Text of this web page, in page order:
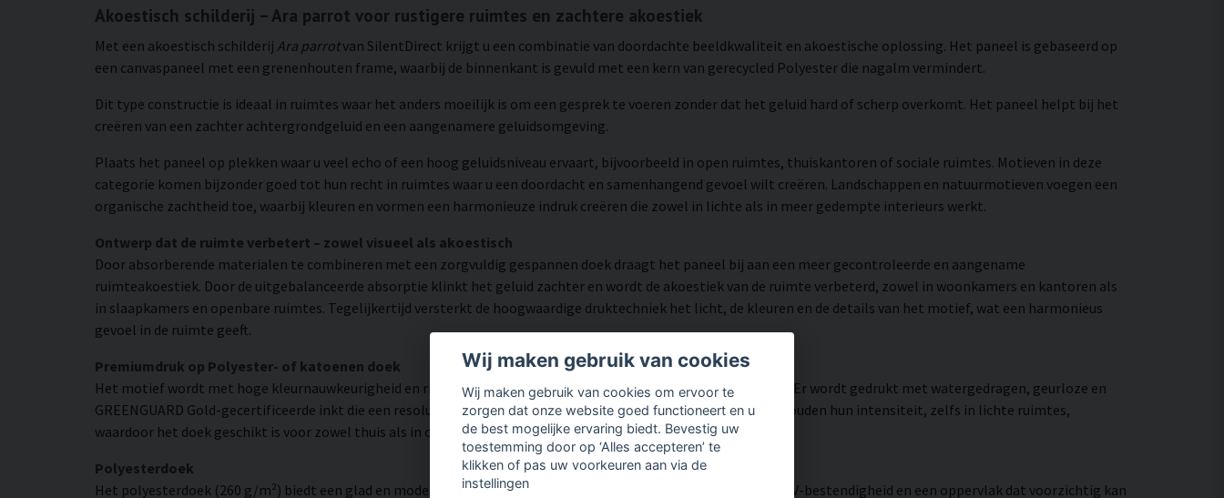
Akoestisch schilderij – Ara parrot voor rustigere ruimtes en zachtere akoestiek
Met een akoestisch schilderij Ara parrotvan SilentDirect krijgt u een combinatie van doordachte beeldkwaliteit en akoestische oplossing. Het paneel is gebaseerd op
een canvaspaneel met een grenenhouten frame, waarbij de binnenkant is gevuld met een kern van gerecycled Polyester die nagalm vermindert.
Dit type constructie is ideaal in ruimtes waar het anders moeilijk is om een gesprek te voeren zonder dat het geluid hard of scherp overkomt. Het paneel helpt bij het
creëren van een zachter achtergrondgeluid en een aangenamere geluidsomgeving.
Plaats het paneel op plekken waar u veel echo of een hoog geluidsniveau ervaart, bijvoorbeeld in open ruimtes, thuiskantoren of sociale ruimtes. Motieven in deze
categorie komen bijzonder goed tot hun recht in ruimtes waar u een doordacht en samenhangend gevoel wilt creëren. Landschappen en natuurmotieven voegen een
organische zachtheid toe, waarbij kleuren en vormen een harmonieuze indruk creëren die zowel in lichte als in meer gedempte interieurs werkt.
Ontwerp dat de ruimte verbetert – zowel visueel als akoestisch
Door absorberende materialen te combineren met een zorgvuldig gespannen doek draagt het paneel bij aan een meer gecontroleerde en aangename
ruimteakoestiek. Door de uitgebalanceerde absorptie klinkt het geluid zachter en wordt de akoestiek van de ruimte verbeterd, zowel in woonkamers en kantoren als
in slaapkamers en openbare ruimtes. Tegelijkertijd versterkt de hoogwaardige druktechniek het licht, de kleuren en de details van het motief, wat een harmonieus
gevoel in de ruimte geeft.
Premiumdruk op Polyester- of katoenen doek
Het motief wordt met hoge kleurnauwkeurigheid en rijk aan details weergegeven dankzij HP Latex-technologie. Er wordt gedrukt met watergedragen, geurloze en
GREENGUARD Gold-gecertificeerde inkt die een resolutie tot 300 DPI biedt. De kleuren zijn UV-bestendig en behouden hun intensiteit, zelfs in lichte ruimtes,
waardoor het doek geschikt is voor zowel thuis als in openbare ruimtes.
Polyesterdoek
Het polyesterdoek (260 g/m²) biedt een glad en modern oppervlak met hoge kleurnauwkeurigheid, zeer goede UV-bestendigheid en een oppervlak dat voorzichtig kan
Wij maken gebruik van cookies
Wij maken gebruik van cookies om ervoor te
zorgen dat onze website goed functioneert en u
de best mogelijke ervaring biedt. Bevestig uw
toestemming door op ‘Alles accepteren’ te
klikken of pas uw voorkeuren aan via de
instellingen